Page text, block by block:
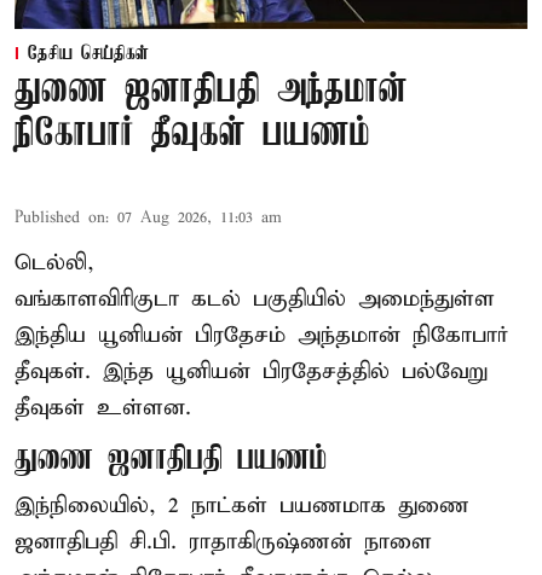
தேசிய செய்திகள்
துணை ஜனாதிபதி அந்தமான்
நிகோபார் தீவுகள் பயணம்
Published on: 07 Aug 2026, 11:03 am
டெல்லி,
வங்காளவிரிகுடா கடல் பகுதியில் அமைந்துள்ள
இந்திய யூனியன் பிரதேசம் அந்தமான் நிகோபார்
தீவுகள். இந்த யூனியன் பிரதேசத்தில் பல்வேறு
தீவுகள் உள்ளன.
துணை ஜனாதிபதி பயணம்
இந்நிலையில், 2 நாட்கள் பயணமாக துணை
ஜனாதிபதி சி.பி. ராதாகிருஷ்ணன் நாளை